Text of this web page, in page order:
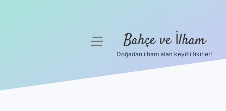
menüyü
Bahçe ve İlham
Doğadan ilham alan keyifli fikirler!